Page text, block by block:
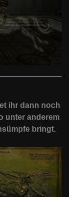
ihr dann noch
unter anderem
bringt.